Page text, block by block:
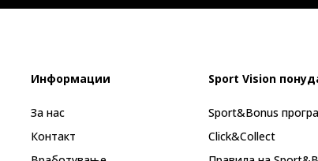
Информации
За нас
Контакт
Sport Vision
Sport&Bonus
Click&Collect